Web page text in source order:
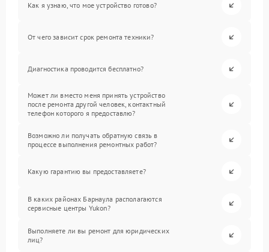
Как я узнаю, что мое устройство готово?
От чего зависит срок ремонта техники?
Диагностика проводится бесплатно?
Может ли вместо меня принять устройство
после ремонта другой человек, контактный
телефон которого я предоставлю?
Возможно ли получать обратную связь в
процессе выполнения ремонтных работ?
Какую гарантию вы предоставляете?
В каких районах Барнаула располагаются
сервисные центры Yukon?
Выполняете ли вы ремонт для юридических
лиц?